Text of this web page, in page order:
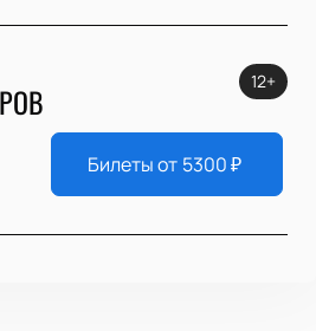
12+
Билеты от 5300₽